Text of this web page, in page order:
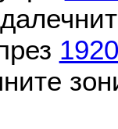
1920